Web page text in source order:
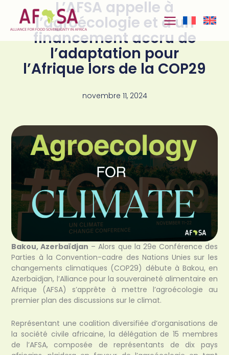
contenu
L’AFSA appelle à
l’agroécologie et à un
financement accru de
l’adaptation pour
l’Afrique lors de la COP29
novembre 11, 2024
Bakou, Azerbaïdjan – Alors que la 29e Conférence des
Parties à la Convention-cadre des Nations Unies sur les
changements climatiques (COP29) débute à Bakou, en
Azerbaïdjan, l’Alliance pour la souveraineté alimentaire en
Afrique (AFSA) s’apprête à mettre l’agroécologie au
premier plan des discussions sur le climat.
Représentant une coalition diversifiée d’organisations de
la société civile africaine, la délégation de 15 membres
de l’AFSA, composée de représentants de dix pays